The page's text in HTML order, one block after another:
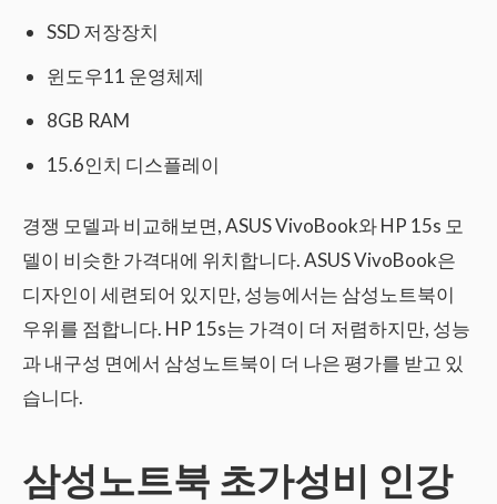
SSD 저장장치
윈도우11 운영체제
8GB RAM
15.6인치 디스플레이
경쟁 모델과 비교해보면, ASUS VivoBook와 HP 15s 모
델이 비슷한 가격대에 위치합니다. ASUS VivoBook은
디자인이 세련되어 있지만, 성능에서는 삼성노트북이
우위를 점합니다. HP 15s는 가격이 더 저렴하지만, 성능
과 내구성 면에서 삼성노트북이 더 나은 평가를 받고 있
습니다.
삼성노트북 초가성비 인강